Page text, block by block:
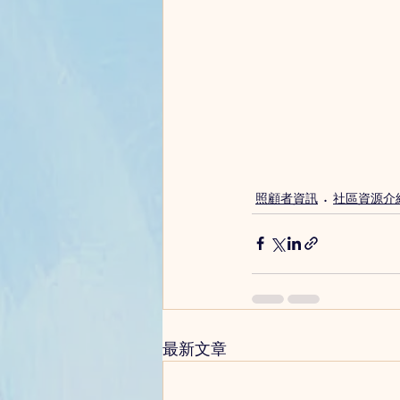
照顧者資訊 社區資源介
最新文章